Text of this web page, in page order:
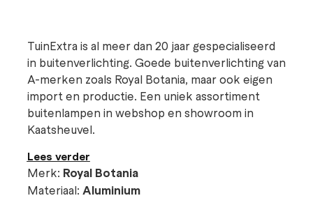
TuinExtra is al meer dan 20 jaar gespecialiseerd
in buitenverlichting. Goede buitenverlichting van
A-merken zoals Royal Botania, maar ook eigen
import en productie. Een uniek assortiment
buitenlampen in webshop en showroom in
Kaatsheuvel.
Lees verder
Merk: Royal Botania
Materiaal: Aluminium